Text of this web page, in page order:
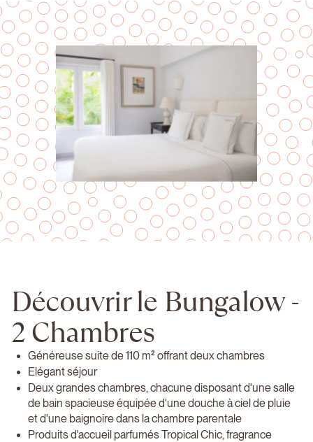
Découvrir le Bungalow -
2 Chambres
Généreuse suite de 110 m² offrant deux chambres
Elégant séjour
Deux grandes chambres, chacune disposant d'une salle
de bain spacieuse équipée d'une douche à ciel de pluie
et d'une baignoire dans la chambre parentale
Produits d'accueil parfumés Tropical Chic, fragrance